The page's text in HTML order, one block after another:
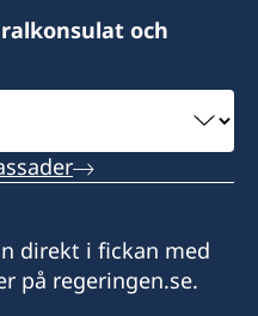
och
direkt i fickan med
på regeringen.se.